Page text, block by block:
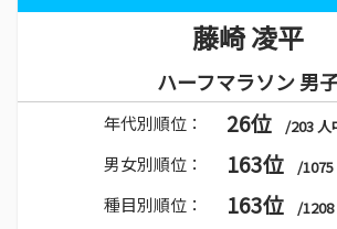
藤崎 凌平
ハーフマラソン 男
年代別順位： 26位 /203 人
男女別順位： 163位 /1075
種目別順位： 163位 /1208